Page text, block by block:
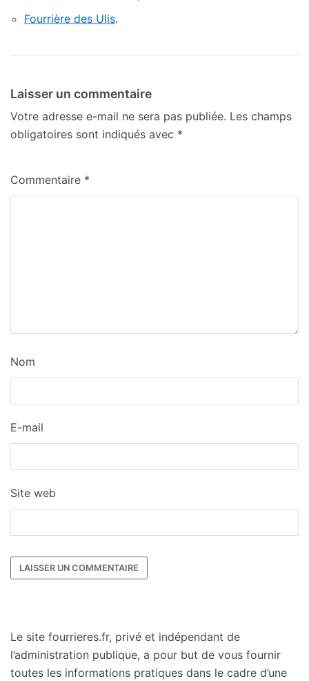
Fourrière des Ulis.
Laisser un commentaire
Votre adresse e-mail ne sera pas publiée. Les champs
obligatoires sont indiqués avec *
Commentaire *
Nom
E-mail
Site web
Le site fourrieres.fr, privé et indépendant de
l’administration publique, a pour but de vous fournir
toutes les informations pratiques dans le cadre d’une